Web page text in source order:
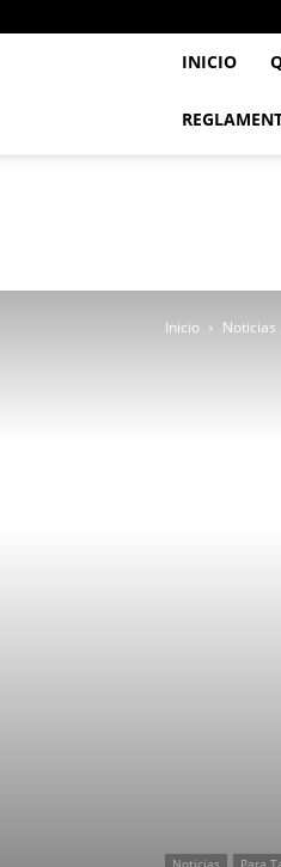
INICIO
Inicio Noticias
Noticias Para